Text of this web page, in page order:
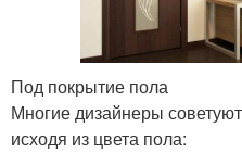
Под покрытие пола
Многие дизайнеры
исходя из цвета пола: